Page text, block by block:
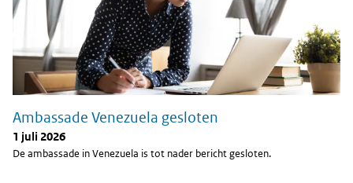
Ambassade Venezuela gesloten
1 juli 2026
De ambassade in Venezuela is tot nader bericht gesloten.